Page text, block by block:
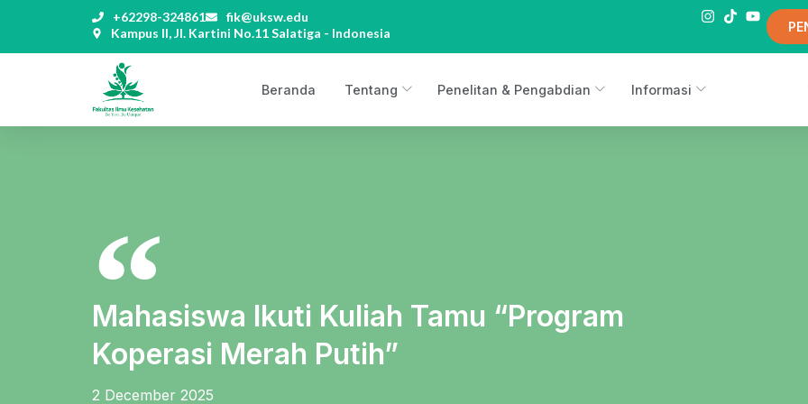
+62298-324861
fik@uksw.edu
Kampus II, Jl. Kartini No.11 Salatiga - Indonesia
Beranda Tentang Penelitan & Pengabdian Informasi
Mahasiswa Ikuti Kuliah Tamu “Program
Koperasi Merah Putih”
2 December 2025